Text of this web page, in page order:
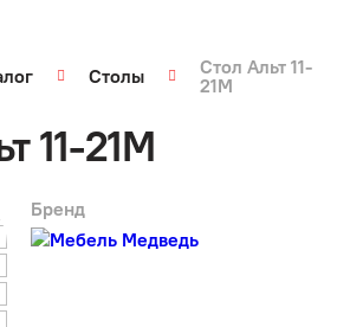
Столы
Стол Альт 11-
21М
11-21М
Бренд